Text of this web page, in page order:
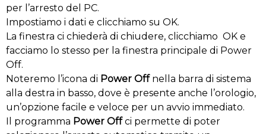
per l’arresto del PC.
Impostiamo i dati e clicchiamo su OK.
La finestra ci chiederà di chiudere, clicchiamo OK e
facciamo lo stesso per la finestra principale di Power
Off.
Noteremo l’icona di Power Offnella barra di sistema
alla destra in basso, dove è presente anche l’orologio,
un’opzione facile e veloce per un avvio immediato.
Il programma Power Offci permette di poter